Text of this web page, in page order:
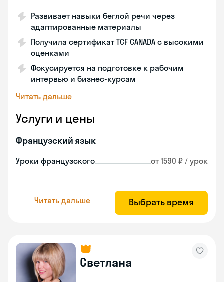
Развивает навыки беглой речи через
адаптированные материалы
Получила сертификат TCF CANADA с высокими
оценками
Фокусируется на подготовке к рабочим
интервью и бизнес-курсам
Читать дальше
Услуги и цены
Французский язык
Уроки французского от 1590 ₽ / урок
Читать дальше Выбрать время
Светлана